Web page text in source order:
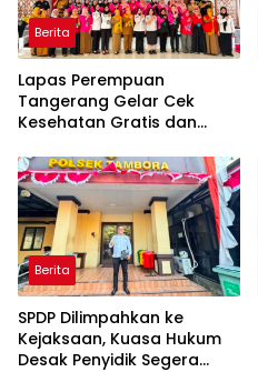
Berita
Lapas Perempuan
Tangerang Gelar Cek
Kesehatan Gratis dan
DNA bagi Petugas dan
Warga Binaan
Berita
SPDP Dilimpahkan ke
Kejaksaan, Kuasa Hukum
Desak Penyidik Segera